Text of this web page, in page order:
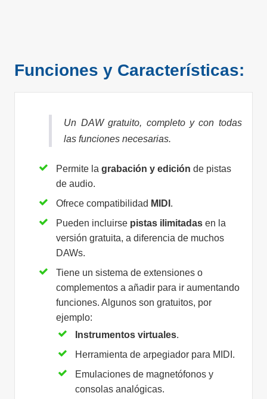
Funciones y Características:
Un DAW gratuito, completo y con todas
las funciones necesarias.
Permite lagrabación y edición de pistas
de audio.
Ofrece compatibilidad MIDI .
Pueden incluirse pistas ilimitadas en la
versión gratuita, a diferencia de muchos
DAWs.
Tiene un sistema de extensiones o
complementos a añadir para ir aumentando
funciones. Algunos son gratuitos, por
ejemplo:
Instrumentos virtuales.
Herramienta de arpegiador para MIDI.
Emulaciones de magnetófonos y
consolas analógicas.